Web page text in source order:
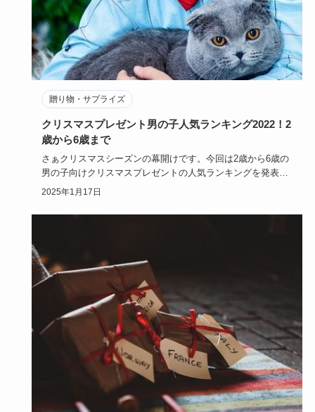
贈り物・サプライズ
クリスマスプレゼント男の子人気ランキング2022！2
歳から6歳まで
さぁクリスマスシーズンの幕開けです。今回は2歳から6歳の
男の子向けクリスマスプレゼントの人気ランキングを発表。
これさえ押さ…
2025年1月17日